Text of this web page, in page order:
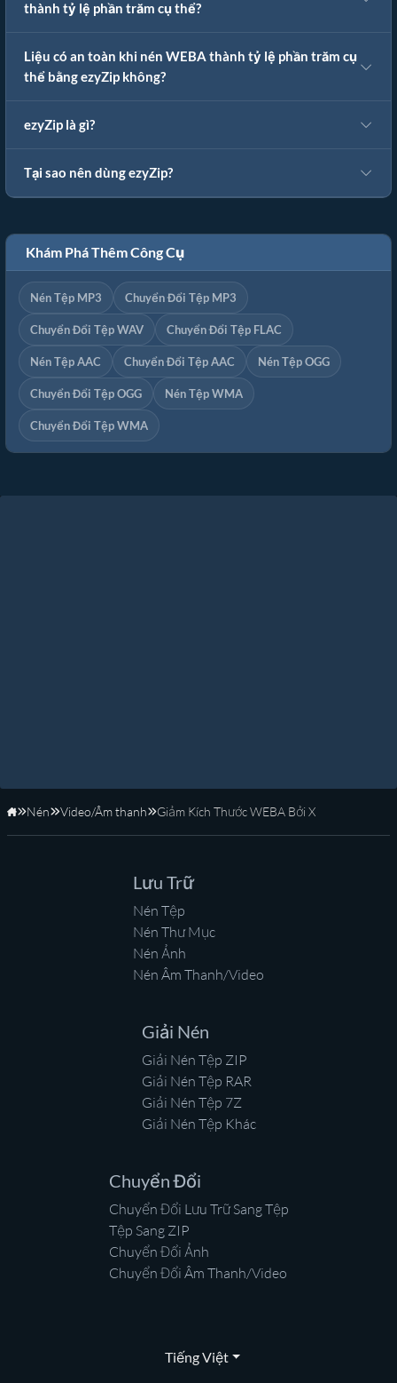
thành tỷ lệ phần trăm cụ thể?
Liệu có an toàn khi nén WEBA thành tỷ lệ phần trăm cụ
thể bằng ezyZip không?
ezyZip là gì?
Tại sao nên dùng ezyZip?
Khám Phá Thêm Công Cụ
Nén Tệp MP3 Chuyển Đổi Tệp MP3
Chuyển Đổi Tệp WAV Chuyển Đổi Tệp FLAC
Nén Tệp AAC Chuyển Đổi Tệp AAC Nén Tệp OGG
Chuyển Đổi Tệp OGG Nén Tệp WMA
Chuyển Đổi Tệp WMA
Trang Chủ
Nén Video/Âm thanh Giảm Kích Thước WEBA Bởi X
Lưu Trữ
Nén Tệp
Nén Thư Mục
Nén Ảnh
Nén Âm Thanh/Video
Giải Nén
Giải Nén Tệp ZIP
Giải Nén Tệp RAR
Giải Nén Tệp 7Z
Giải Nén Tệp Khác
Chuyển Đổi
Chuyển Đổi Lưu Trữ Sang Tệp
Tệp Sang ZIP
Chuyển Đổi Ảnh
Chuyển Đổi Âm Thanh/Video
Tiếng Việt